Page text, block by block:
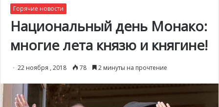
Горячие новости
Национальный день Монако:
многие лета князю и княгине!
22 ноября , 2018 78 2 минуты на прочтение